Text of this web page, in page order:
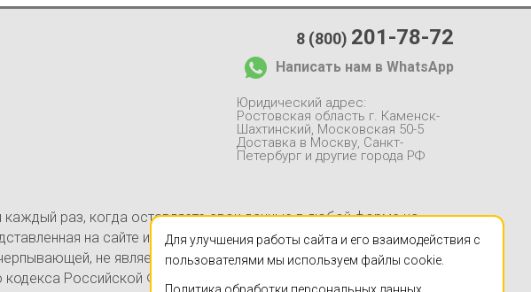
8 (800) 201-78-72
Написать нам в WhatsApp
Юридический адрес:
Ростовская область г. Каменск-
Шахтинский, Московская 50-5
Доставка в Москву, Санкт-
Петербург и другие города РФ
каждый раз, когда оставляете свои данные в любой форме на
на сайте информация, в частности, касающаяся
не является заверением об обстоятельствах и не
Российской Федерации. Указанные на настоящем Сайте
Для улучшения работы сайта и его взаимодействия с
пользователями мы используем файлы cookie.